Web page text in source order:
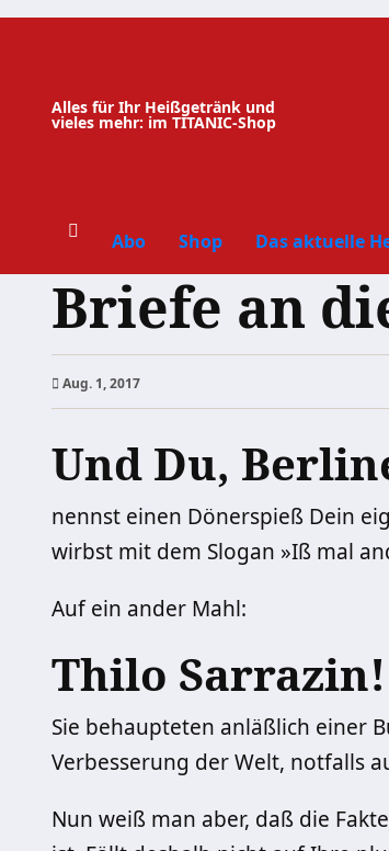
Zum
Alles für Ihr Heißgetränk und
vieles mehr: im TITANIC-Shop
Abo Shop Das aktuelle
Briefe an
Aug. 1, 2017
Und Du,
nennst einen Dönerspieß Dein
wirbst mit dem Slogan »Iß mal
Auf ein ander Mahl:
Thilo Sarrazin!
Sie behaupteten anläßlich einer
Verbesserung der Welt, notfalls
Nun weiß man aber, daß die